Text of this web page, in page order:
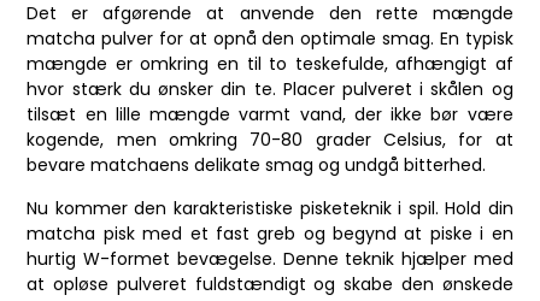
Det er afgørende at anvende den rette mængde
matcha pulver for at opnå den optimale smag. En typisk
mængde er omkring en til to teskefulde, afhængigt af
hvor stærk du ønsker din te. Placer pulveret i skålen og
tilsæt en lille mængde varmt vand, der ikke bør være
kogende, men omkring 70-80 grader Celsius, for at
bevare matchaens delikate smag og undgå bitterhed.
Nu kommer den karakteristiske pisketeknik i spil. Hold din
matcha pisk med et fast greb og begynd at piske i en
hurtig W-formet bevægelse. Denne teknik hjælper med
at opløse pulveret fuldstændigt og skabe den ønskede